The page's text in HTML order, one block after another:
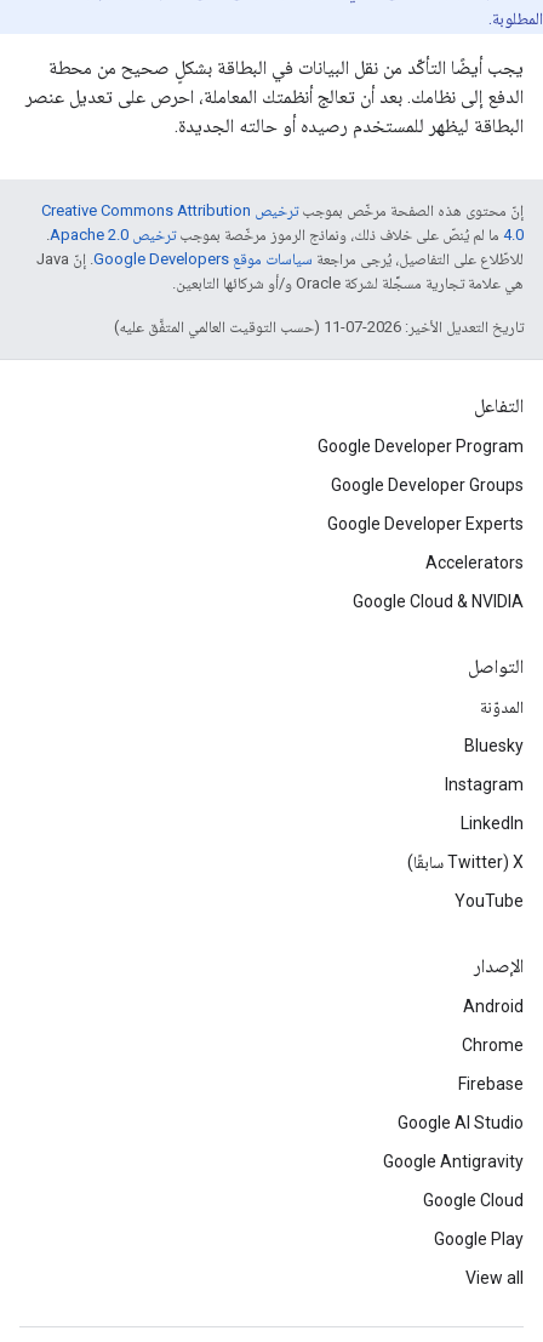
المطلوبة.
يجب أيضًا التأكّد من نقل البيانات في البطاقة بشكلٍ صحيح من محطة
الدفع إلى نظامك. بعد أن تعالج أنظمتك المعاملة، احرص على تعديل عنصر
البطاقة ليظهر للمستخدم رصيده أو حالته الجديدة.
إنّ محتوى هذه الصفحة مرخّص بموجب
ترخيص Creative Commons Attribution
4.0‏ ما لم يُنصّ على خلاف ذلك، ونماذج الرموز مرخّصة بموجبترخيص Apache 2.0‏
.
للاطّلاع على التفاصيل، يُرجى مراجعة سياسات موقع Google Developers‏
. إنّ Java
هي علامة تجارية مسجَّلة لشركة Oracle و/أو شركائها التابعين.
تاريخ التعديل الأخير: 2026-07-11 (حسب التوقيت العالمي المتفَّق عليه)
التفاعل
Google Developer Program
Google Developer Groups
Google Developer Experts
Accelerators
Google Cloud & NVIDIA
التواصل
المدوّنة
Bluesky
Instagram
LinkedIn
‫X ‏(Twitter سابقًا)
YouTube
الإصدار
Android
Chrome
Firebase
Google AI Studio
Google Antigravity
Google Cloud
Google Play
View all